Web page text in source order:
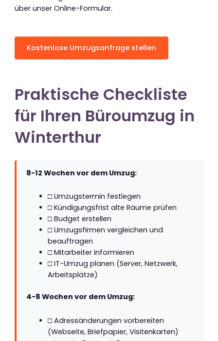
über unser Online-Formular.
Kostenlose Umzugsanfrage stellen
Praktische Checkliste
für Ihren Büroumzug in
Winterthur
8-12 Wochen vor dem Umzug:
□ Umzugstermin festlegen
□ Kündigungsfrist alte Räume prüfen
□ Budget erstellen
□ Umzugsfirmen vergleichen und
beauftragen
□ Mitarbeiter informieren
□ IT-Umzug planen (Server, Netzwerk,
Arbeitsplätze)
4-8 Wochen vor dem Umzug:
□ Adressänderungen vorbereiten
(Webseite, Briefpapier, Visitenkarten)